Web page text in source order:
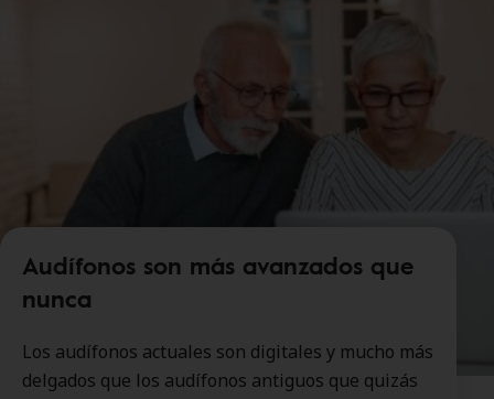
Audífonos son más avanzados que
nunca
Los audífonos actuales son digitales y mucho más
delgados que los audífonos antiguos que quizás